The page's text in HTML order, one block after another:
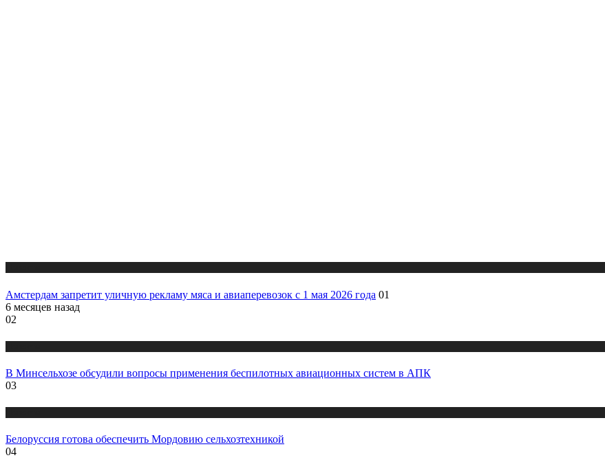
Амстердам запретит уличную рекламу мяса и авиаперевозок с 1 мая 2026 года 01
6 месяцев назад
02
В Минсельхозе обсудили вопросы применения беспилотных авиационных систем в АПК
03
Белоруссия готова обеспечить Мордовию сельхозтехникой
04